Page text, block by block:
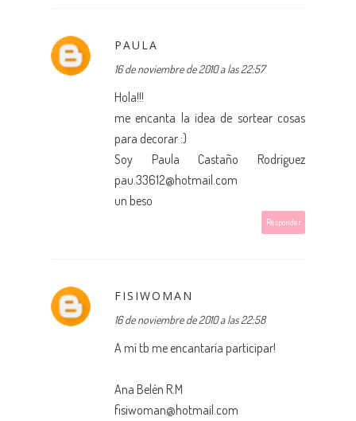
PAULA
16 de noviembre de 2010 a las 22:57
Hola!!!
me encanta la idea de sortear cosas
para decorar :)
Soy Paula Castaño Rodríguez
pau.33612@hotmail.com
un beso
Responder
FISIWOMAN
16 de noviembre de 2010 a las 22:58
A mí tb me encantaría participar!
Ana Belén R.M
fisiwoman@hotmail.com